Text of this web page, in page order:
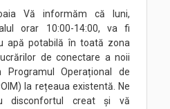
Vă informăm că luni,
orar 10:00-14:00, va fi
apă potabilă în toată zona
de conectare a noii
Operațional de
la rețeaua existentă. Ne
disconfortul creat și vă